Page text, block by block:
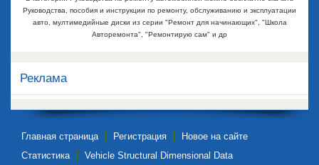
Руководства, пособия и инструкции по ремонту, обслуживанию и эксплуатации
авто, мултимедийные диски из серии "Ремонт для начинающих", "Школа
Авторемонта", "Ремонтирую сам" и др
Реклама
Главная страница Регистрация
Новое на сайте
Статистика
Vehicle Structural Dimensional Data